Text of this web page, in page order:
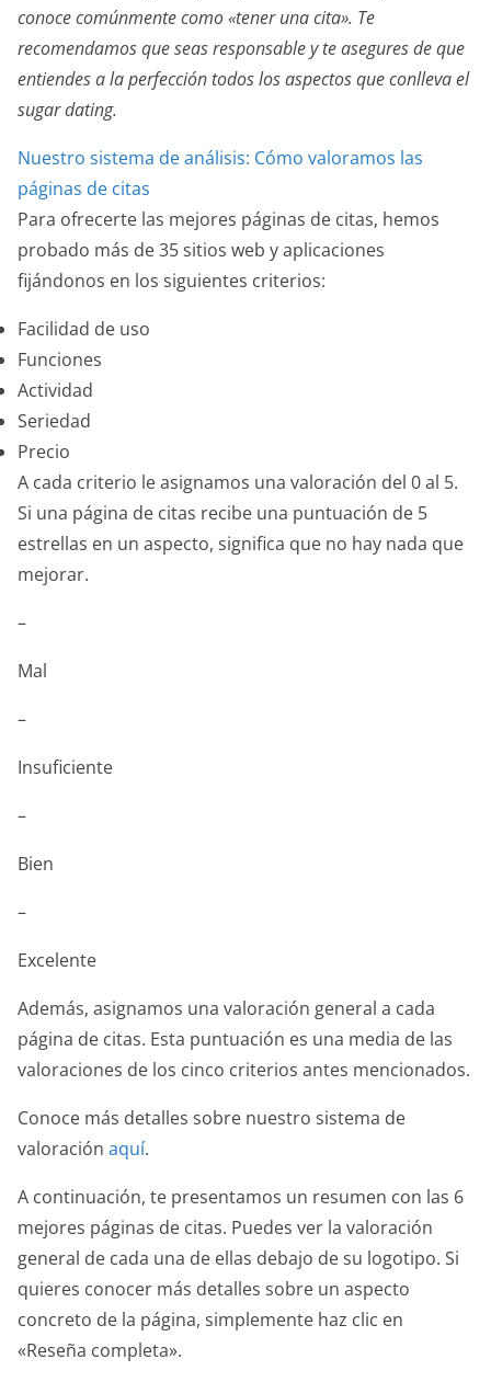
conoce comúnmente como «tener una cita». Te
recomendamos que seas responsable y te asegures de que
entiendes a la perfección todos los aspectos que conlleva el
sugar dating.
Nuestro sistema de análisis: Cómo valoramos las
páginas de citas
Para ofrecerte las mejores páginas de citas, hemos
probado más de 35 sitios web y aplicaciones
fijándonos en los siguientes criterios:
Facilidad de uso
Funciones
Actividad
Seriedad
Precio
A cada criterio le asignamos una valoración del 0 al 5.
Si una página de citas recibe una puntuación de 5
estrellas en un aspecto, significa que no hay nada que
mejorar.
–
Mal
–
Insuficiente
–
Bien
–
Excelente
Además, asignamos una valoración general a cada
página de citas. Esta puntuación es una media de las
valoraciones de los cinco criterios antes mencionados.
Conoce más detalles sobre nuestro sistema de
valoración aquí.
A continuación, te presentamos un resumen con las 6
mejores páginas de citas. Puedes ver la valoración
general de cada una de ellas debajo de su logotipo. Si
quieres conocer más detalles sobre un aspecto
concreto de la página, simplemente haz clic en
«Reseña completa».